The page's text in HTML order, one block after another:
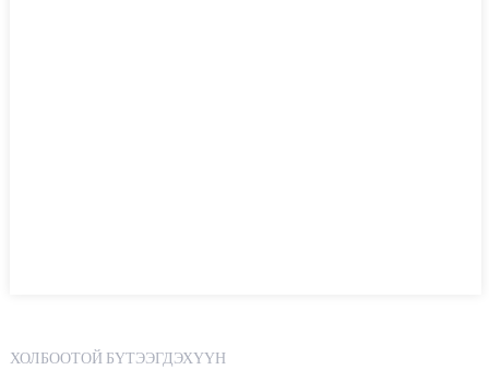
ХОЛБООТОЙ БҮТЭЭГДЭХҮҮН